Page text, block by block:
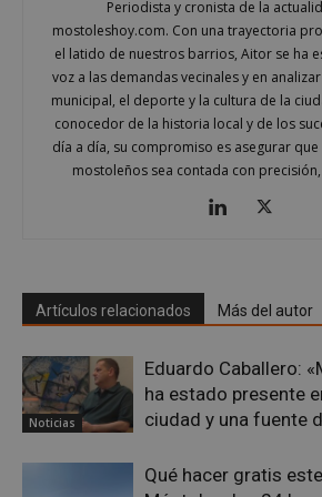
Periodista y cronista de la
mostoleshoy.com. Con una trayectoria
el latido de nuestros barrios, Aitor se ha
voz a las demandas vecinales y en
municipal, el deporte y la cultura de la
conocedor de la historia local y de los
día a día, su compromiso es asegurar
mostoleños sea contada con
Artículos relacionados Más del autor
Noticias
Eduardo Caballero:
ha estado presente
ciudad y una fuente
Qué hacer gratis